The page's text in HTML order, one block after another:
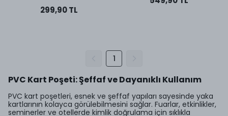
299,90 TL
1
PVC Kart Poşeti: Şeffaf ve Dayanıklı Kullanım
PVC kart poşetleri, esnek ve şeffaf yapıları sayesinde yaka
kartlarının kolayca görülebilmesini sağlar. Fuarlar, etkinlikler,
seminerler ve otellerde kimlik doğrulama için sıklıkla